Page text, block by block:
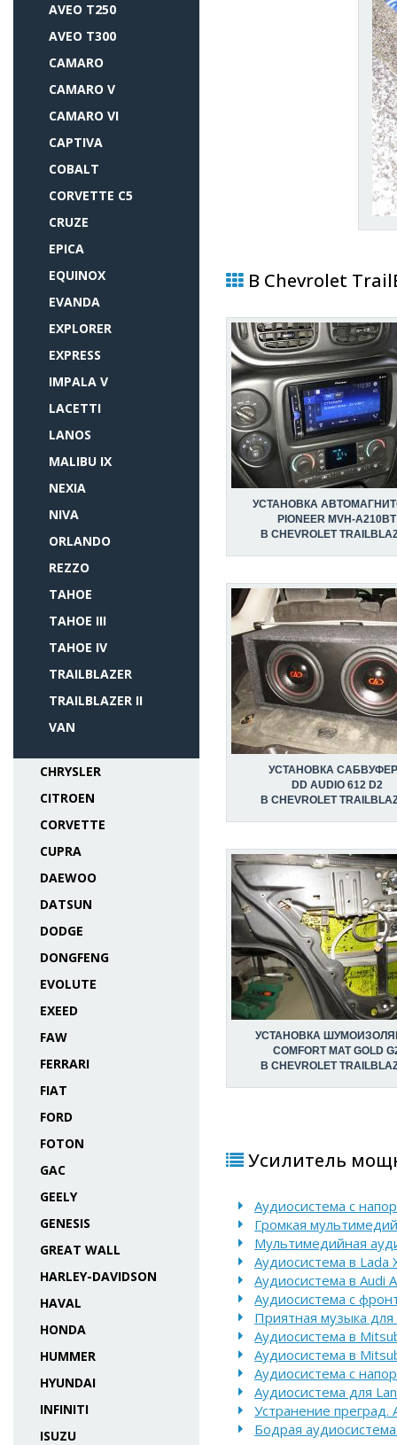
AVEO T250
AVEO T300
CAMARO
CAMARO V
CAMARO VI
CAPTIVA
COBALT
CORVETTE C5
CRUZE
EPICA
EQUINOX
EVANDA
EXPLORER
EXPRESS
IMPALA V
LACETTI
LANOS
MALIBU IX
NEXIA
NIVA
ORLANDO
REZZO
TAHOE
TAHOE III
TAHOE IV
TRAILBLAZER
TRAILBLAZER II
VAN
CHRYSLER
CITROEN
CORVETTE
CUPRA
DAEWOO
DATSUN
DODGE
DONGFENG
EVOLUTE
EXEED
FAW
FERRARI
FIAT
FORD
FOTON
GAC
GEELY
GENESIS
GREAT WALL
HARLEY-DAVIDSON
HAVAL
HONDA
HUMMER
HYUNDAI
INFINITI
ISUZU
В Chevrolet
УСТАНОВКА
PIONEER MVH-A210BT
В CHEVROLET
УСТАНОВКА
DD AUDIO 612 D2
В CHEVROLET
УСТАНОВКА
COMFORT MAT GOLD
В CHEVROLET
Усилитель
Аудиосистема с
Громкая
Мультимедийная
Аудиосистема в Lada
Аудиосистема в Audi
Аудиосистема с
Приятная музыка
Аудиосистема в
Аудиосистема в
Аудиосистема с
Аудиосистема для
Устранение
Бодрая